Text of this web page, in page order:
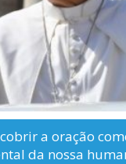
a oração
da nossa